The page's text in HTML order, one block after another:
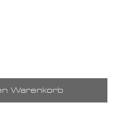
Warenkorb